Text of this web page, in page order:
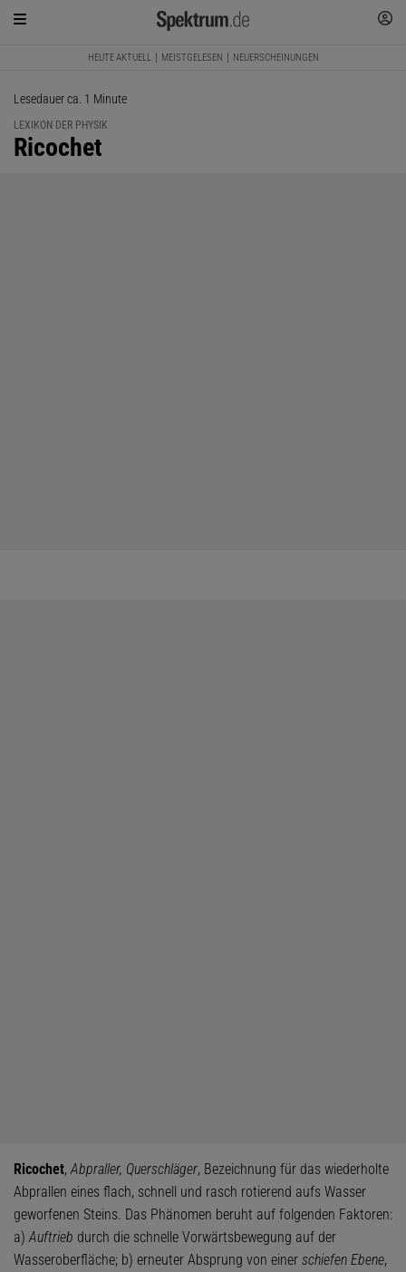
HEUTE AKTUELL MEISTGELESEN NEUERSCHEINUNGEN
Lesedauer ca. 1 Minute
LEXIKON DER PHYSIK
:
Ricochet
Ricochet,Abpraller, Querschläger, Bezeichnung für das wiederholte
Abprallen eines flach, schnell und rasch rotierend aufs Wasser
geworfenen Steins. Das Phänomen beruht auf folgenden Faktoren:
a)Auftrieb durch die schnelle Vorwärtsbewegung auf der
Wasseroberfläche; b) erneuter Absprung von einer schiefen Ebene,